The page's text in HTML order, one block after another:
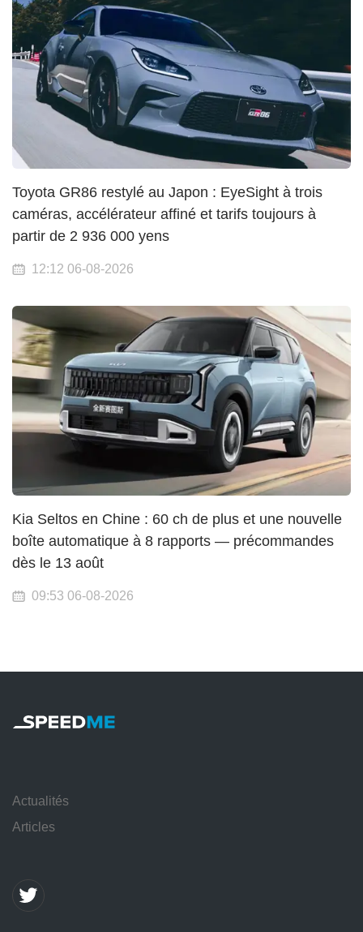
Toyota GR86 restylé au Japon : EyeSight à trois
caméras, accélérateur affiné et tarifs toujours à
partir de 2 936 000 yens
12:12 06-08-2026
Kia Seltos en Chine : 60 ch de plus et une nouvelle
boîte automatique à 8 rapports — précommandes
dès le 13 août
09:53 06-08-2026
Actualités
Articles